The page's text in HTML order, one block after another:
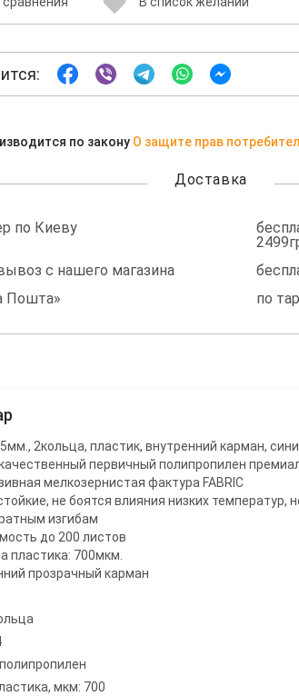
по закону О защите прав
Доставка
по Киеву
с нашего магазина
Пошта»
по
2кольца, пластик, внутренний карман,
первичный полипропилен
мелкозернистая фактура FABRIC
не боятся влияния низких температур,
изгибам
до 200 листов
пластика: 700мкм.
прозрачный карман
мкм: 700